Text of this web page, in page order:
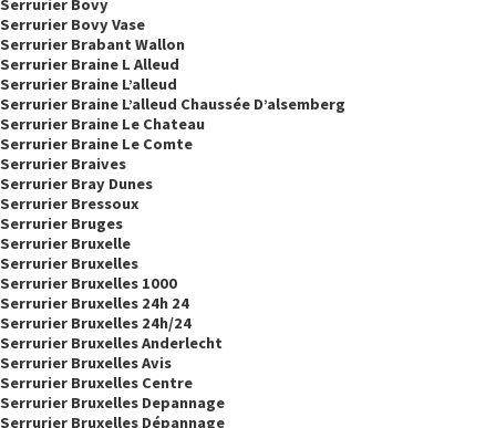
Serrurier Bovy
Serrurier Bovy Vase
Serrurier Brabant Wallon
Serrurier Braine L Alleud
Serrurier Braine L’alleud
Serrurier Braine L’alleud Chaussée D’alsemberg
Serrurier Braine Le Chateau
Serrurier Braine Le Comte
Serrurier Braives
Serrurier Bray Dunes
Serrurier Bressoux
Serrurier Bruges
Serrurier Bruxelle
Serrurier Bruxelles
Serrurier Bruxelles 1000
Serrurier Bruxelles 24h 24
Serrurier Bruxelles 24h/24
Serrurier Bruxelles Anderlecht
Serrurier Bruxelles Avis
Serrurier Bruxelles Centre
Serrurier Bruxelles Depannage
Serrurier Bruxelles Dépannage